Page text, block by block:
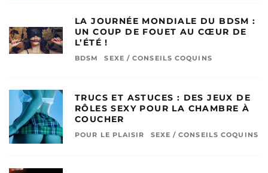
LA JOURNÉE MONDIALE DU BDSM :
UN COUP DE FOUET AU CŒUR DE
L’ÉTÉ !
BDSM SEXE / CONSEILS COQUINS
TRUCS ET ASTUCES : DES JEUX DE
RÔLES SEXY POUR LA CHAMBRE À
COUCHER
POUR LE PLAISIR SEXE / CONSEILS COQUINS